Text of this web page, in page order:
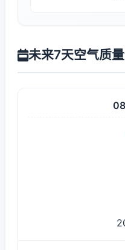
未来7天空气质